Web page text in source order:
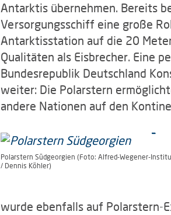
Antarktis übernehmen. Bereits
Versorgungsschiff eine große
Antarktisstation auf die 20
Qualitäten als Eisbrecher. Eine
Bundesrepublik Deutschland
weiter: Die Polarstern
andere Nationen auf den
Polarstern Südgeorgien (Foto: Alfred-Wegener-
/ Dennis Köhler)
wurde ebenfalls auf Polarstern-